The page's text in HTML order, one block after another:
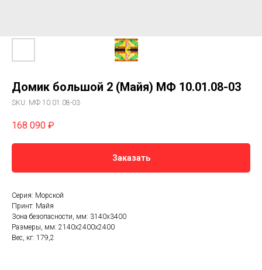
Домик большой 2 (Майя) МФ 10.01.08-03
SKU: МФ 10.01.08-03
168 090 ₽
Заказать
Серия: Морской
Принт: Майя
Зона безопасности, мм: 3140х3400
Размеры, мм: 2140х2400х2400
Вес, кг: 179,2